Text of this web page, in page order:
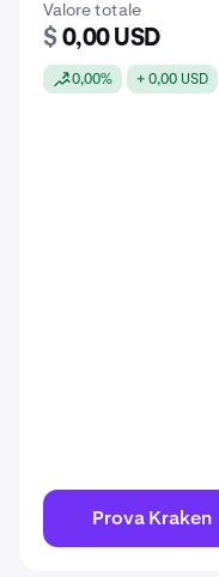
Valore totale
$ 0,00 USD
0,00% + 0,00 USD
Prova Kraken